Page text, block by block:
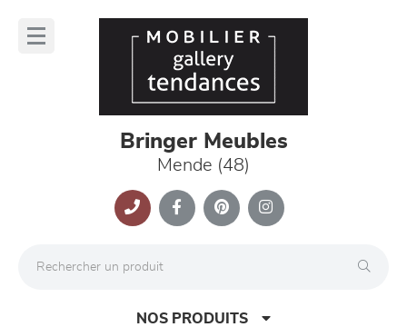
Bringer Meubles
Mende (48)
NOS PRODUITS